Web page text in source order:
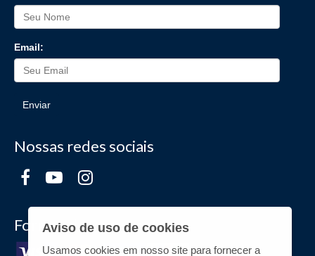
Email:
Enviar
Nossas redes sociais
Formas de Pagamento
Aviso de uso de cookies
Usamos cookies em nosso site para fornecer a